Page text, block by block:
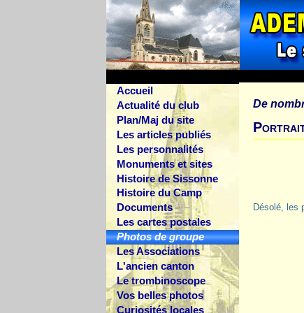
Accueil
Actualité du club
Plan/Maj du site
Les articles publiés
Les personnalités
Monuments et sites
Histoire de Sissonne
Histoire du Camp
Documents
Les cartes postales
Photos de groupe
Les Associations
L'ancien canton
Le trombinoscope
Vos belles photos
Curiosités locales
De
Désolé, les